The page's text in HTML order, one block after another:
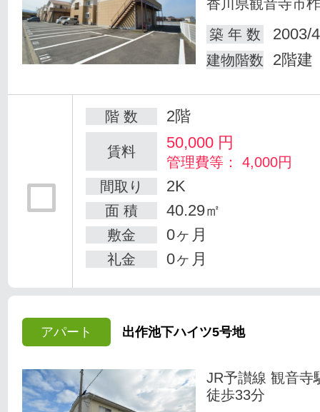
香川県観音寺市
築 年 数
2003/
建物階数 2階建
階 数 2階
賃料 50,000 円
管理費等： 4,000円
間取り
2K
面 積 40.29㎡
敷金 0ヶ月
礼金 0ヶ月
アパート 出作池下ハイツ5号地
JR予讃線 観音寺
徒歩33分